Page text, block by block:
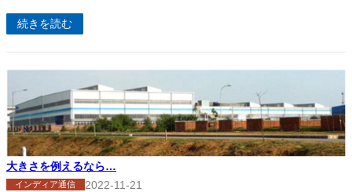
続きを読む
大きさを例えるなら…
インディア通信
2022-11-21